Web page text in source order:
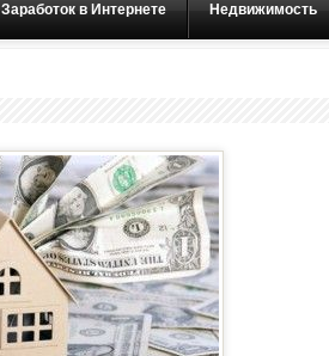
Заработок в Интернете Недвижимость